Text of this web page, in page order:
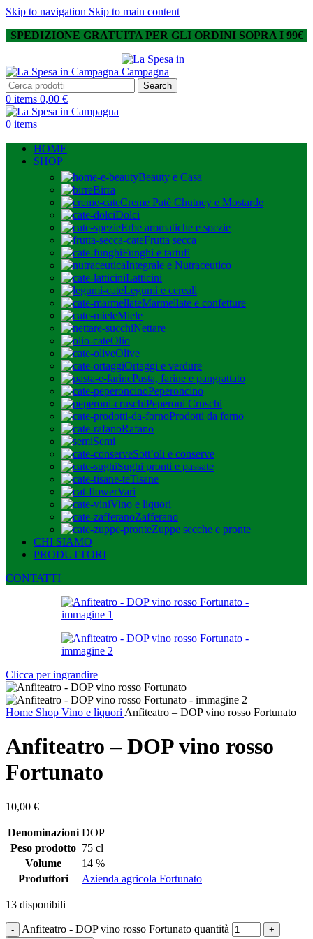
Skip to navigation Skip to main content
SPEDIZIONE GRATUITA PER GLI ORDINI SOPRA I 99€
Search
0 items 0,00 €
0 items
HOME
SHOP
Beauty e Casa
Birra
Creme Patè Chutney e Mostarde
Dolci
Erbe aromatiche e spezie
Frutta secca
Funghi e tartufi
Integrale e Nutraceutico
Latticini
Legumi e cereali
Marmellate e confetture
Miele
Nettare
Olio
Olive
Ortaggi e verdure
Pasta, farine e pangrattato
Peperoncino
Peperoni Cruschi
Prodotti da forno
Rafano
Semi
Sott’oli e conserve
Sughi pronti e passate
Tisane
Vari
Vino e liquori
Zafferano
Zuppe secche e pronte
CHI SIAMO
PRODUTTORI
CONTATTI
Clicca per ingrandire
Home Shop Vino e liquori Anfiteatro – DOP vino rosso Fortunato
Anfiteatro – DOP vino rosso
Fortunato
10,00 €
Denominazioni DOP
Peso prodotto 75 cl
Volume
14 %
Produttori
Azienda agricola Fortunato
13 disponibili
Anfiteatro - DOP vino rosso Fortunato quantità